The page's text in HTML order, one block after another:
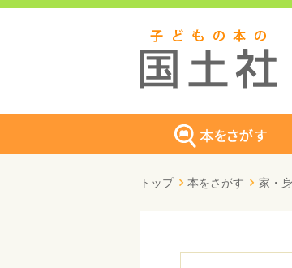
トップ 本をさがす 家・